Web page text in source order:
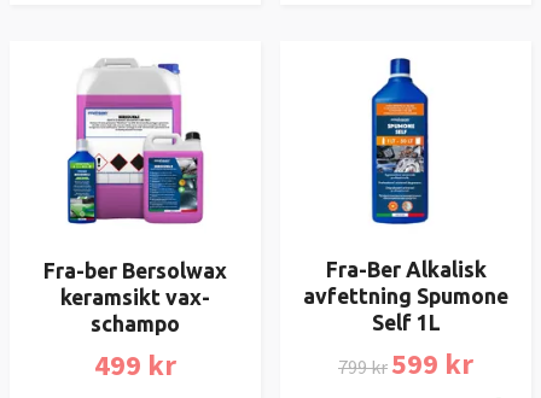
Fra-ber Bersolwax
keramsikt vax-
schampo
499 kr
Fra-Ber Alkalisk
avfettning Spumone
Self 1L
799 kr 599 kr